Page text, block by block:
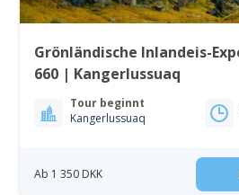
Grönländische Inlandeis-
660 | Kangerlussuaq
Tour beginnt
Kangerlussuaq
Ab 1 350 DKK